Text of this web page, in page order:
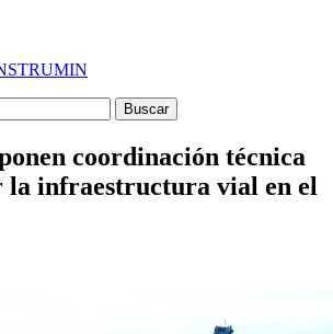
coordinación técnica
infraestructura vial en el